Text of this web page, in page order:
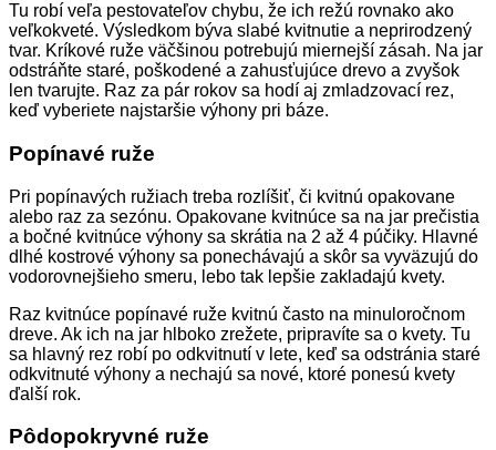
Tu robí veľa pestovateľov chybu, že ich režú rovnako ako
veľkokveté. Výsledkom býva slabé kvitnutie a neprirodzený
tvar. Kríkové ruže väčšinou potrebujú miernejší zásah. Na jar
odstráňte staré, poškodené a zahusťujúce drevo a zvyšok
len tvarujte. Raz za pár rokov sa hodí aj zmladzovací rez,
keď vyberiete najstaršie výhony pri báze.
Popínavé ruže
Pri popínavých ružiach treba rozlíšiť, či kvitnú opakovane
alebo raz za sezónu. Opakovane kvitnúce sa na jar prečistia
a bočné kvitnúce výhony sa skrátia na 2 až 4 púčiky. Hlavné
dlhé kostrové výhony sa ponechávajú a skôr sa vyväzujú do
vodorovnejšieho smeru, lebo tak lepšie zakladajú kvety.
Raz kvitnúce popínavé ruže kvitnú často na minuloročnom
dreve. Ak ich na jar hlboko zrežete, pripravíte sa o kvety. Tu
sa hlavný rez robí po odkvitnutí v lete, keď sa odstránia staré
odkvitnuté výhony a nechajú sa nové, ktoré ponesú kvety
ďalší rok.
Pôdopokryvné ruže